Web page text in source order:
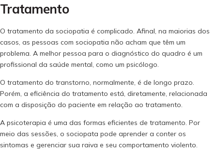
Tratamento
O tratamento da sociopatia é complicado. Afinal, na maiorias dos
casos, as pessoas com sociopatia não acham que têm um
problema. A melhor pessoa para o diagnóstico do quadro é um
profissional da saúde mental, como um psicólogo.
O tratamento do transtorno, normalmente, é de longo prazo.
Porém, a eficiência do tratamento está, diretamente, relacionada
com a disposição do paciente em relação ao tratamento.
A psicoterapia é uma das formas eficientes de tratamento. Por
meio das sessões, o sociopata pode aprender a conter os
sintomas e gerenciar sua raiva e seu comportamento violento.